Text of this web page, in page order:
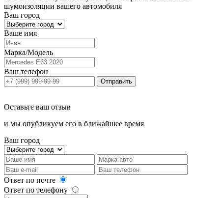
шумоизоляции вашего автомобиля
Ваш город
Ваше имя
Марка/Модель
Ваш телефон
Отправить
Оставьте ваш отзыв
и мы опубликуем его в ближайшее время
Ваш город
Ответ по почте
Ответ по телефону